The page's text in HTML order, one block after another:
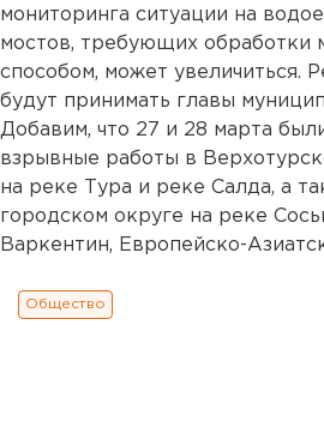
мониторинга ситуации на
мостов, требующих обработки
способом, может увеличиться.
будут принимать главы
Добавим, что 27 и 28 марта
взрывные работы в
на реке Тура и реке Салда, а
городском округе на реке
Варкентин, Европейско-
Общество